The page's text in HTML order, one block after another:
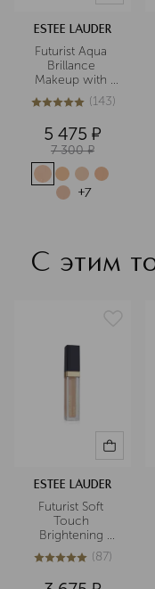
ESTEE LAUDER
Futurist Aqua
Brillance
Makeup with
Intense Moisture
Infusion SPF20
крем,
придающий
сияние SPF20
5из 5143 (143)
5 475 ¤
7 300 ¤
+7
С этим
ESTEE LAUDER
Futurist Soft
Touch
Brightening
Skincealer
Консилер
5из 587 (87)